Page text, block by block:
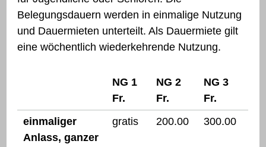
Belegungsdauern werden in einmalige Nutzung
und Dauermieten unterteilt. Als Dauermiete gilt
eine wöchentlich wiederkehrende Nutzung.
NG 1
Fr.
NG 2
Fr.
NG 3
Fr.
einmaliger
Anlass, ganzer
gratis 200.00 300.00